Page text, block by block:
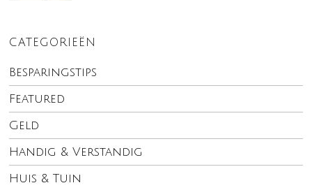
CATEGORIEËN
Besparingstips
Featured
Geld
Handig & Verstandig
Huis & Tuin